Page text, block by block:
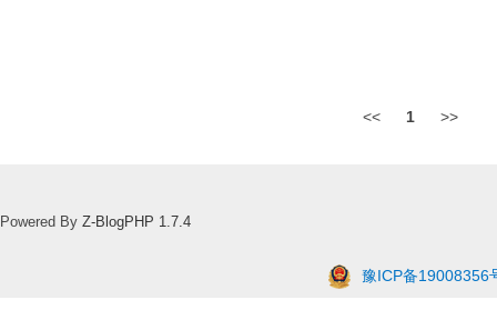
<< 1 >>
Powered By Z-BlogPHP 1.7.4
豫ICP备19008356